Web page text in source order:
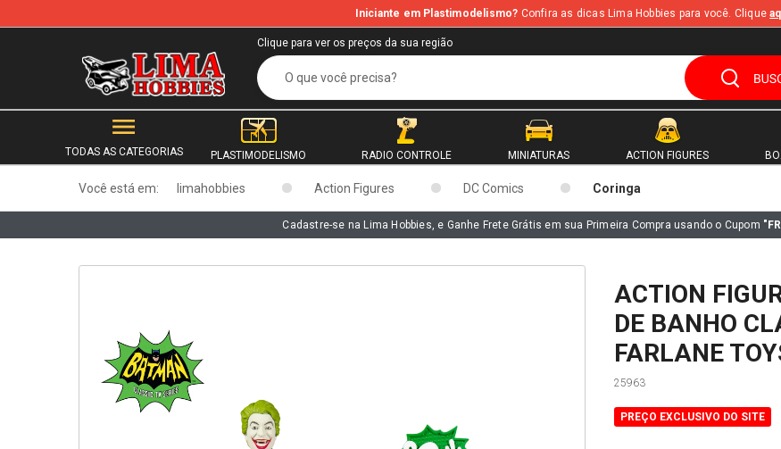
b
Iniciante em Plastimodelismo? Confira as dicas Lima Hobbies para você. Clique
Clique para ver os preços da sua região
TODAS AS CATEGORIAS PLASTIMODELISMO RADIO CONTROLE MINIATURAS ACTION FIGURES
Você está em: limahobbies Action Figures DC Comics Coringa
Cadastre-se na Lima Hobbies, e Ganhe Frete Grátis em sua Primeira Compra usando o Cupom
ACTION
DE BANHO
FARLANE
25963
PREÇO EXCLUSIVO DO SITE